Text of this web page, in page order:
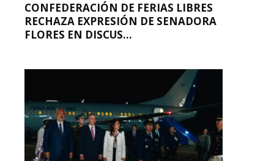
CONFEDERACIÓN DE FERIAS LIBRES
RECHAZA EXPRESIÓN DE SENADORA
FLORES EN DISCUS...